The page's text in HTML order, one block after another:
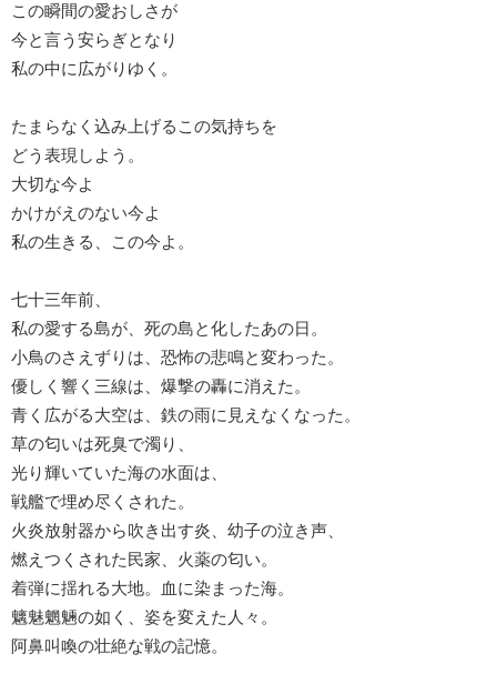
この瞬間の愛おしさが
今と言う安らぎとなり
私の中に広がりゆく。
たまらなく込み上げるこの気持ちを
どう表現しよう。
大切な今よ
かけがえのない今よ
私の生きる、この今よ。
七十三年前、
私の愛する島が、死の島と化したあの日。
小鳥のさえずりは、恐怖の悲鳴と変わった。
優しく響く三線は、爆撃の轟に消えた。
青く広がる大空は、鉄の雨に見えなくなった。
草の匂いは死臭で濁り、
光り輝いていた海の水面は、
戦艦で埋め尽くされた。
火炎放射器から吹き出す炎、幼子の泣き声、
燃えつくされた民家、火薬の匂い。
着弾に揺れる大地。血に染まった海。
魑魅魍魎の如く、姿を変えた人々。
阿鼻叫喚の壮絶な戦の記憶。